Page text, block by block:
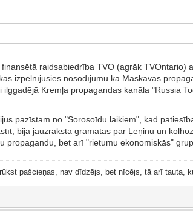
raidsabiedrība TVO (agrāk
izpelnījusies nosodījumu kā Maskavas
ilggadējā Kremļa propagandas kanāla "Russia
pazīstam no "Sorosoīdu laikiem", kad
bija jāuzraksta grāmatas par Ļeņinu un
propagandu, bet arī "rietumu ekonomiskās"
pašcieņas, nav dīdzējs, bet nīcējs, tā arī tauta,